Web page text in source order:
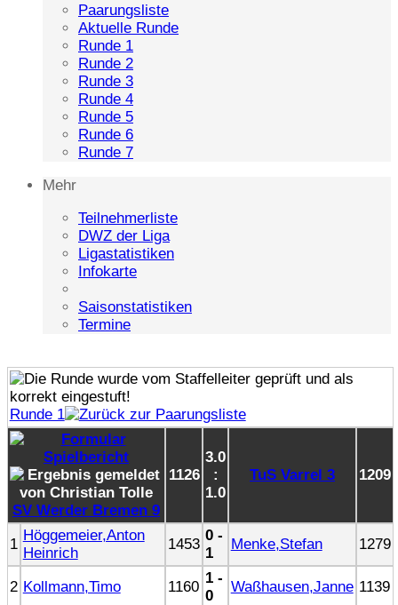
Paarungsliste
Aktuelle Runde
Runde 1
Runde 2
Runde 3
Runde 4
Runde 5
Runde 6
Runde 7
Mehr
Teilnehmerliste
DWZ der Liga
Ligastatistiken
Infokarte
Saisonstatistiken
Termine
Runde 1
SV Werder Bremen 9
1126
3.0
:
1.0
TuS Varrel 3 1209
1
Höggemeier,Anton
Heinrich
1453
0 -
1
Menke,Stefan 1279
2 Kollmann,Timo 1160
1 -
0
Waßhausen,Janne 1139